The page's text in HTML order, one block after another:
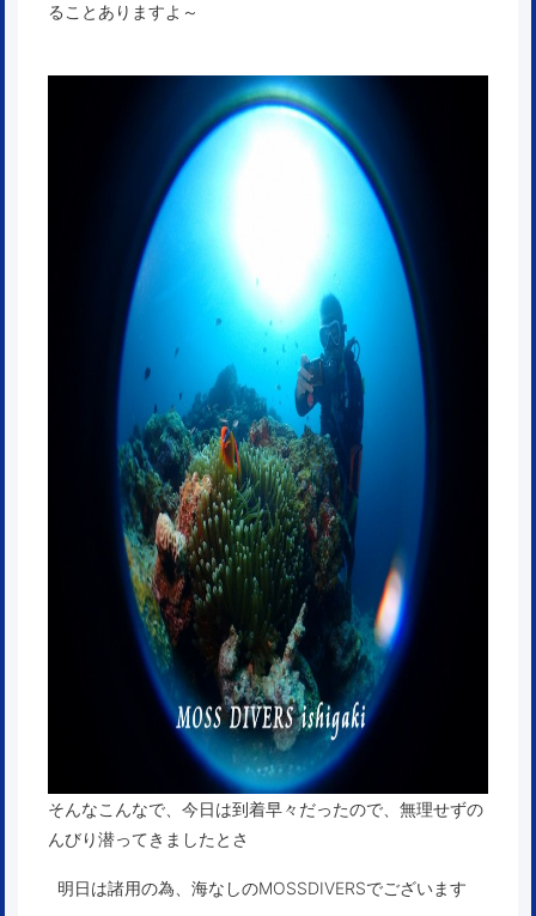
ることありますよ～
そんなこんなで、今日は到着早々だったので、無理せずの
んびり潜ってきましたとさ
明日は諸用の為、海なしのMOSSDIVERSでございます